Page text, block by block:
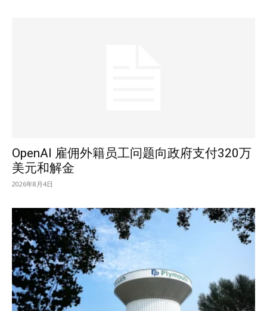
OpenAI 雇佣外籍员工问题向政府支付320万
美元和解金
2026年8月4日